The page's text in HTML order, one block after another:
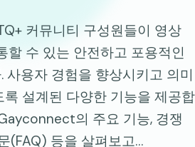
커뮤니티 구성원들이 영상
할 수 있는 안전하고 포용적인
사용자 경험을 향상시키고 의미
설계된 다양한 기능을 제공합
의 주요 기능, 경쟁
(FAQ) 등을 살펴보고…